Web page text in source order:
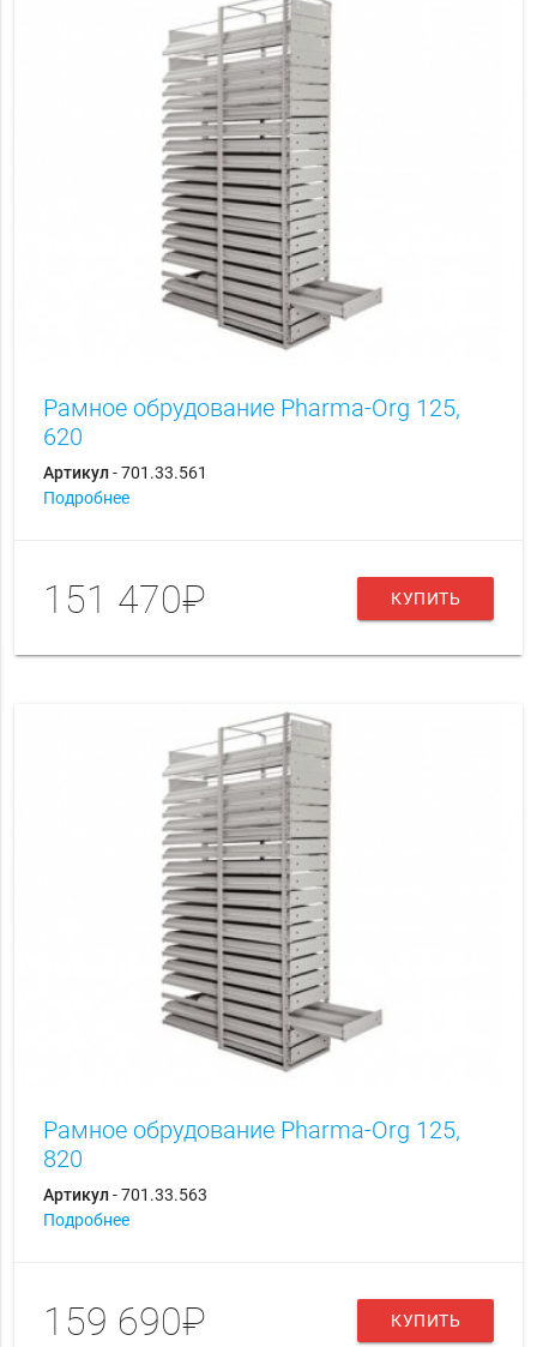
Рамное обрудование Pharma-Org 125,
620
Артикул- 701.33.561
Подробнее
151 470₽ КУПИТЬ
Рамное обрудование Pharma-Org 125,
820
Артикул- 701.33.563
Подробнее
159 690₽ КУПИТЬ